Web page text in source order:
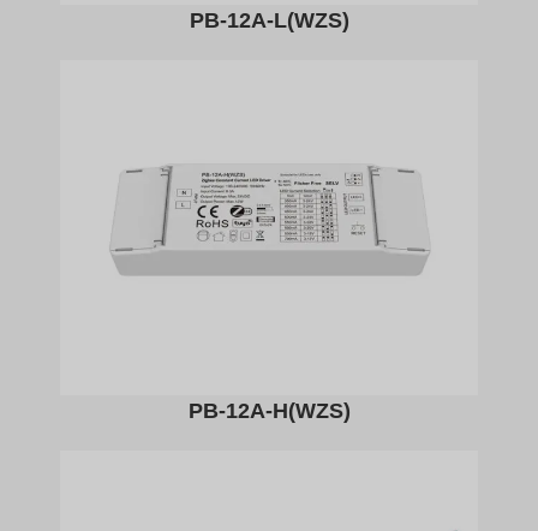
PB-12A-L(WZS)​
PB-12A-H(WZS)​